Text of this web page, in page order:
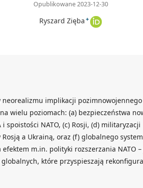
Opublikowane 2023-12-30
Ryszard Zięba +
neorealizmu implikacji pozimnowojennego
wielu poziomach: (a) bezpieczeństwa
i spoistości NATO, (c) Rosji, (d) militaryzacji
a Ukrainą, oraz (f) globalnego
m.in. polityki rozszerzania NATO
które przyspieszają